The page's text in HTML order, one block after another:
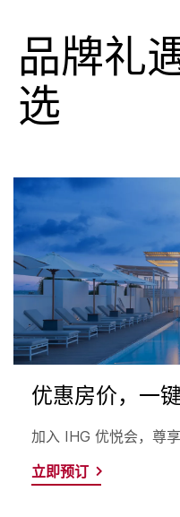
品牌礼
选
优惠房价，一
加入 IHG 优悦会，尊
立即预订